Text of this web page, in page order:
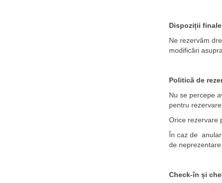
Dispoziții finale
Ne rezervăm
modificări
Politică de
Nu se percepe
pentru
Orice rezervare
În caz de
de
Check-în și